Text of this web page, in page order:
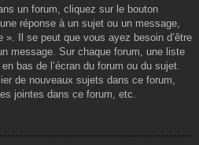
un forum, cliquez sur le bouton
réponse à un sujet ou un message,
». Il se peut que vous ayez besoin d’être
message. Sur chaque forum, une liste
bas de l’écran du forum ou du sujet.
de nouveaux sujets dans ce forum,
jointes dans ce forum, etc.